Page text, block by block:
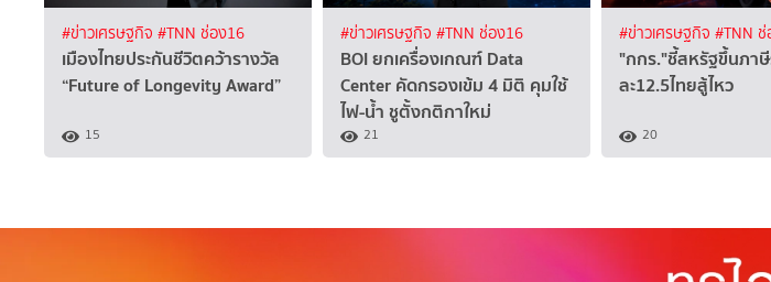
#ข่าวเศรษฐกิจ #TNN ช่อง16
เมืองไทยประกันชีวิตคว้ารางวัล
“Future of Longevity Award”
15
#ข่าวเศรษฐกิจ #TNN ช่อง16
BOI ยกเครื่องเกณฑ์ Data
Center คัดกรองเข้ม 4 มิติ คุมใช้
ไฟ-น้ำ ชูตั้งกติกาใหม่
21
#ข่าวเศรษฐกิจ #TNN
"กกร."ชี้สหรัฐขึ้นภา
ละ12.5ไทยสู้ไหว
20